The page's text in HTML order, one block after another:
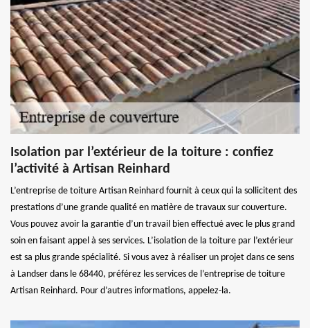
Isolation par l’extérieur de la toiture : confiez
l’activité à Artisan Reinhard
L’entreprise de toiture Artisan Reinhard fournit à ceux qui la sollicitent des
prestations d’une grande qualité en matière de travaux sur couverture.
Vous pouvez avoir la garantie d’un travail bien effectué avec le plus grand
soin en faisant appel à ses services. L’isolation de la toiture par l’extérieur
est sa plus grande spécialité. Si vous avez à réaliser un projet dans ce sens
à Landser dans le 68440, préférez les services de l’entreprise de toiture
Artisan Reinhard. Pour d’autres informations, appelez-la.